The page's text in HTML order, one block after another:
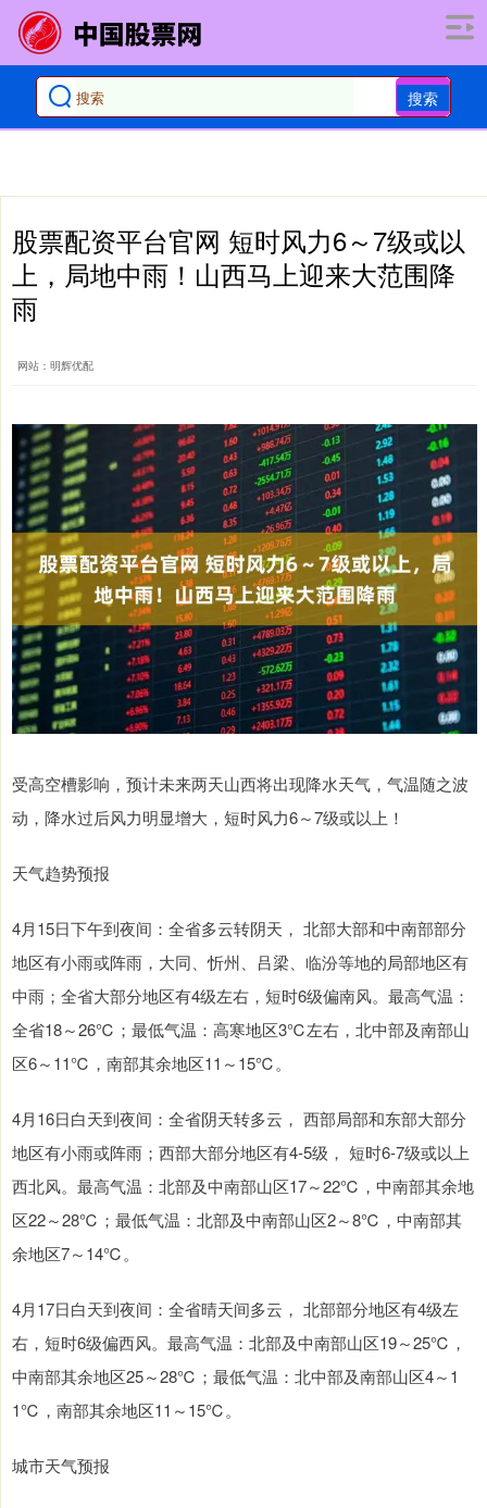
搜索
股票配资平台官网 短时风力6～7级或以
上，局地中雨！山西马上迎来大范围降
雨
网站：明辉优配
受高空槽影响，预计未来两天山西将出现降水天气，气温随之波
动，降水过后风力明显增大，短时风力6～7级或以上！
天气趋势预报
4月15日下午到夜间：全省多云转阴天， 北部大部和中南部部分
地区有小雨或阵雨，大同、忻州、吕梁、临汾等地的局部地区有
中雨；全省大部分地区有4级左右，短时6级偏南风。最高气温：
全省18～26℃；最低气温：高寒地区3℃左右，北中部及南部山
区6～11℃，南部其余地区11～15℃。
4月16日白天到夜间：全省阴天转多云， 西部局部和东部大部分
地区有小雨或阵雨；西部大部分地区有4-5级， 短时6-7级或以上
西北风。最高气温：北部及中南部山区17～22℃，中南部其余地
区22～28℃；最低气温：北部及中南部山区2～8℃，中南部其
余地区7～14℃。
4月17日白天到夜间：全省晴天间多云， 北部部分地区有4级左
右，短时6级偏西风。最高气温：北部及中南部山区19～25℃，
中南部其余地区25～28℃；最低气温：北中部及南部山区4～1
1℃，南部其余地区11～15℃。
城市天气预报